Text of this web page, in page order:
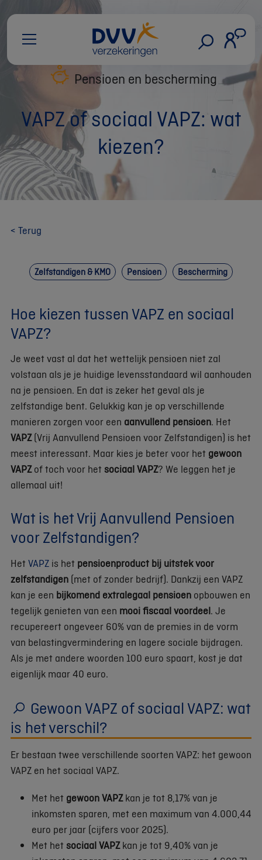
Pensioen en bescherming
VAPZ of sociaal VAPZ: wat
kiezen?
< Terug
Zelfstandigen & KMO Pensioen Bescherming
Hoe kiezen tussen VAPZ en sociaal
VAPZ?
Je weet vast al dat het wettelijk pensioen niet zal
volstaan als je je huidige levensstandaard wil aanhouden
na je pensioen. En dat is zeker het geval als je
zelfstandige bent. Gelukkig kan je op verschillende
manieren zorgen voor een aanvullend pensioen. Het
VAPZ(Vrij Aanvullend Pensioen voor Zelfstandigen) is het
meest interessant. Maar kies je beter voor het gewoon
VAPZof toch voor het sociaal VAPZ? We leggen het je
allemaal uit!
Wat is het Vrij Aanvullend Pensioen
voor Zelfstandigen?
Het VAPZ is het pensioenproduct bij uitstek voor
zelfstandigen (met of zonder bedrijf). Dankzij een VAPZ
kan je een bijkomend extralegaal pensioen opbouwen en
tegelijk genieten van een mooifiscaal voordeel. Je
recupereert ongeveer 60% van de premies in de vorm
van belastingvermindering en lagere sociale bijdragen.
Als je met andere woorden 100 euro spaart, kost je dat
eigenlijk maar 40 euro.
Gewoon VAPZ of sociaal VAPZ: wat
is het verschil?
Er bestaan twee verschillende soorten VAPZ: het gewoon
VAPZ en het sociaal VAPZ.
Met het gewoon VAPZkan je tot 8,17% van je
inkomsten sparen, met een maximum van 4.000,44
euro per jaar (cijfers voor 2025).
Met het sociaal VAPZkan je tot 9,40% van je